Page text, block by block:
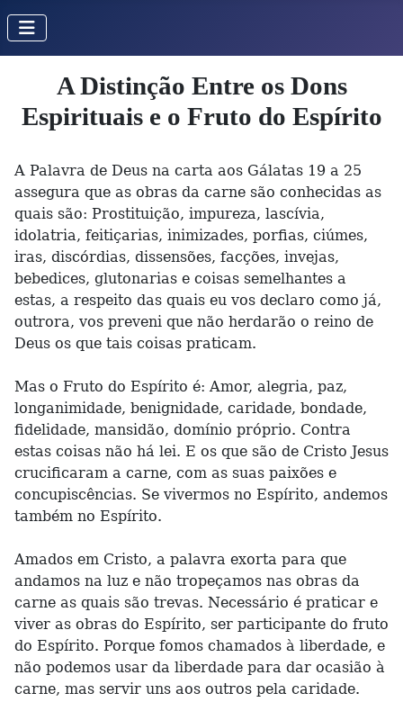
A Distinção Entre os Dons
Espirituais e o Fruto do Espírito
A Palavra de Deus na carta aos Gálatas 19 a 25
assegura que as obras da carne são conhecidas as
quais são: Prostituição, impureza, lascívia,
idolatria, feitiçarias, inimizades, porfias, ciúmes,
iras, discórdias, dissensões, facções, invejas,
bebedices, glutonarias e coisas semelhantes a
estas, a respeito das quais eu vos declaro como já,
outrora, vos preveni que não herdarão o reino de
Deus os que tais coisas praticam.
Mas o Fruto do Espírito é: Amor, alegria, paz,
longanimidade, benignidade, caridade, bondade,
fidelidade, mansidão, domínio próprio. Contra
estas coisas não há lei. E os que são de Cristo Jesus
crucificaram a carne, com as suas paixões e
concupiscências. Se vivermos no Espírito, andemos
também no Espírito.
Amados em Cristo, a palavra exorta para que
andamos na luz e não tropeçamos nas obras da
carne as quais são trevas. Necessário é praticar e
viver as obras do Espírito, ser participante do fruto
do Espírito. Porque fomos chamados à liberdade, e
não podemos usar da liberdade para dar ocasião à
carne, mas servir uns aos outros pela caridade.